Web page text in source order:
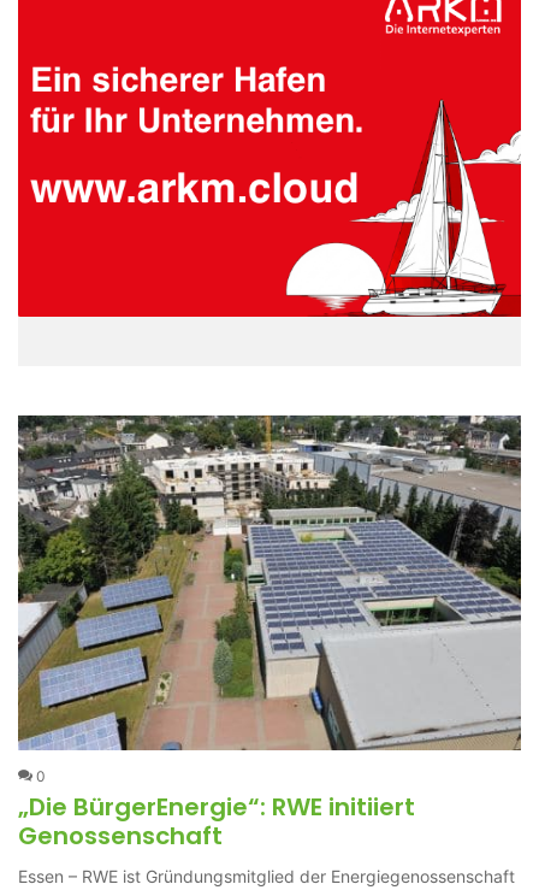
0
„Die BürgerEnergie“: RWE initiiert
Genossenschaft
Essen – RWE ist Gründungsmitglied der Energiegenossenschaft